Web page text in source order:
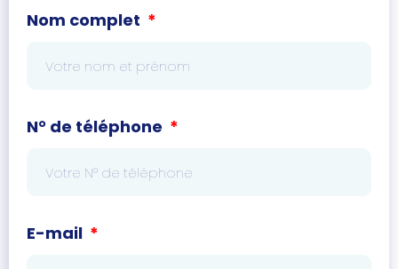
Nom complet
N° de téléphone
E-mail